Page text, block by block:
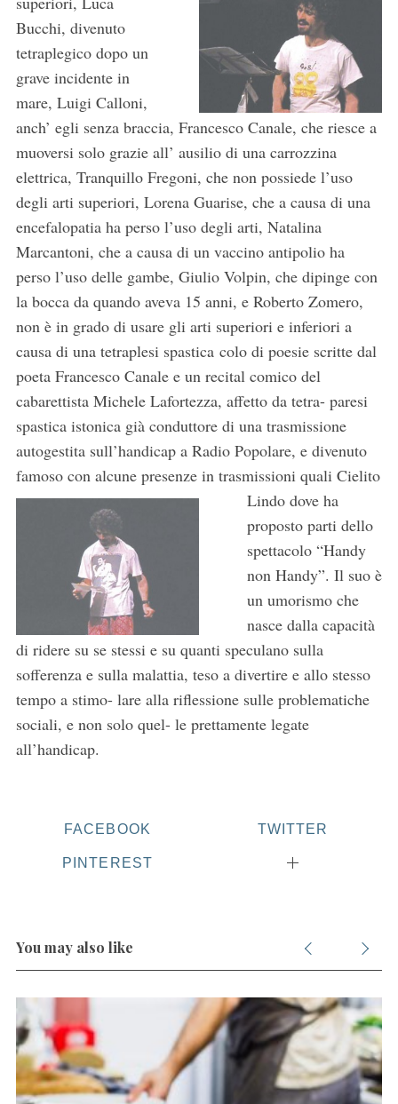
Bucchi, divenuto
tetraplegico dopo un
grave incidente in
mare, Luigi Calloni,
anch’ egli senza braccia, Francesco Canale, che riesce a
muoversi solo grazie all’ ausilio di una carrozzina
elettrica, Tranquillo Fregoni, che non possiede l’uso
degli arti superiori, Lorena Guarise, che a causa di una
encefalopatia ha perso l’uso degli arti, Natalina
Marcantoni, che a causa di un vaccino antipolio ha
perso l’uso delle gambe, Giulio Volpin, che dipinge con
la bocca da quando aveva 15 anni, e Roberto Zomero,
non è in grado di usare gli arti superiori e inferiori a
causa di una tetraplesi spastica colo di poesie scritte dal
poeta Francesco Canale e un recital comico del
cabarettista Michele Lafortezza, affetto da tetra- paresi
spastica istonica già conduttore di una trasmissione
autogestita sull’handicap a Radio Popolare, e divenuto
famoso con alcune presenze in trasmissioni quali Cielito
Lindo dove ha
proposto parti dello
spettacolo “Handy
non Handy”. Il suo è
un umorismo che
nasce dalla capacità
di ridere su se stessi e su quanti speculano sulla
sofferenza e sulla malattia, teso a divertire e allo stesso
tempo a stimo- lare alla riflessione sulle problematiche
sociali, e non solo quel- le prettamente legate
all’handicap.
FACEBOOK TWITTER
PINTEREST
You may also like
S
e
c
r
: